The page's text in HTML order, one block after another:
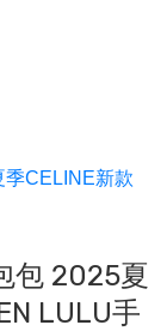
包 2025夏
LULU手